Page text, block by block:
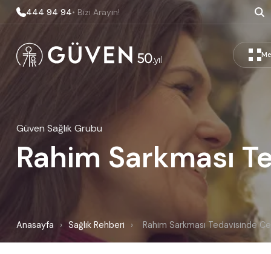
444 94 94• Bizi Arayın!
Güven Sağlık Grubu
Rahim Sarkması
Anasayfa › Sağlık Rehberi › Rahim Sarkması Tedavisinde